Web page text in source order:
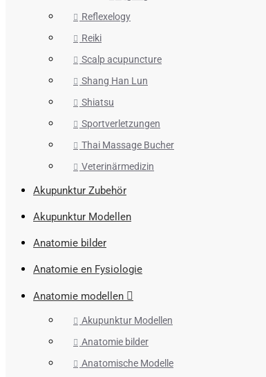
Reflexelogy
Reiki
Scalp acupuncture
Shang Han Lun
Shiatsu
Sportverletzungen
Thai Massage Bucher
Veterinärmedizin
Akupunktur Zubehör
Akupunktur Modellen
Anatomie bilder
Anatomie en Fysiologie
Anatomie modellen
Akupunktur Modellen
Anatomie bilder
Anatomische Modelle